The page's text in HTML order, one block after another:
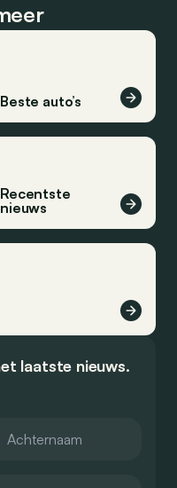
Beste auto’s
Recentste
nieuws
laatste nieuws.